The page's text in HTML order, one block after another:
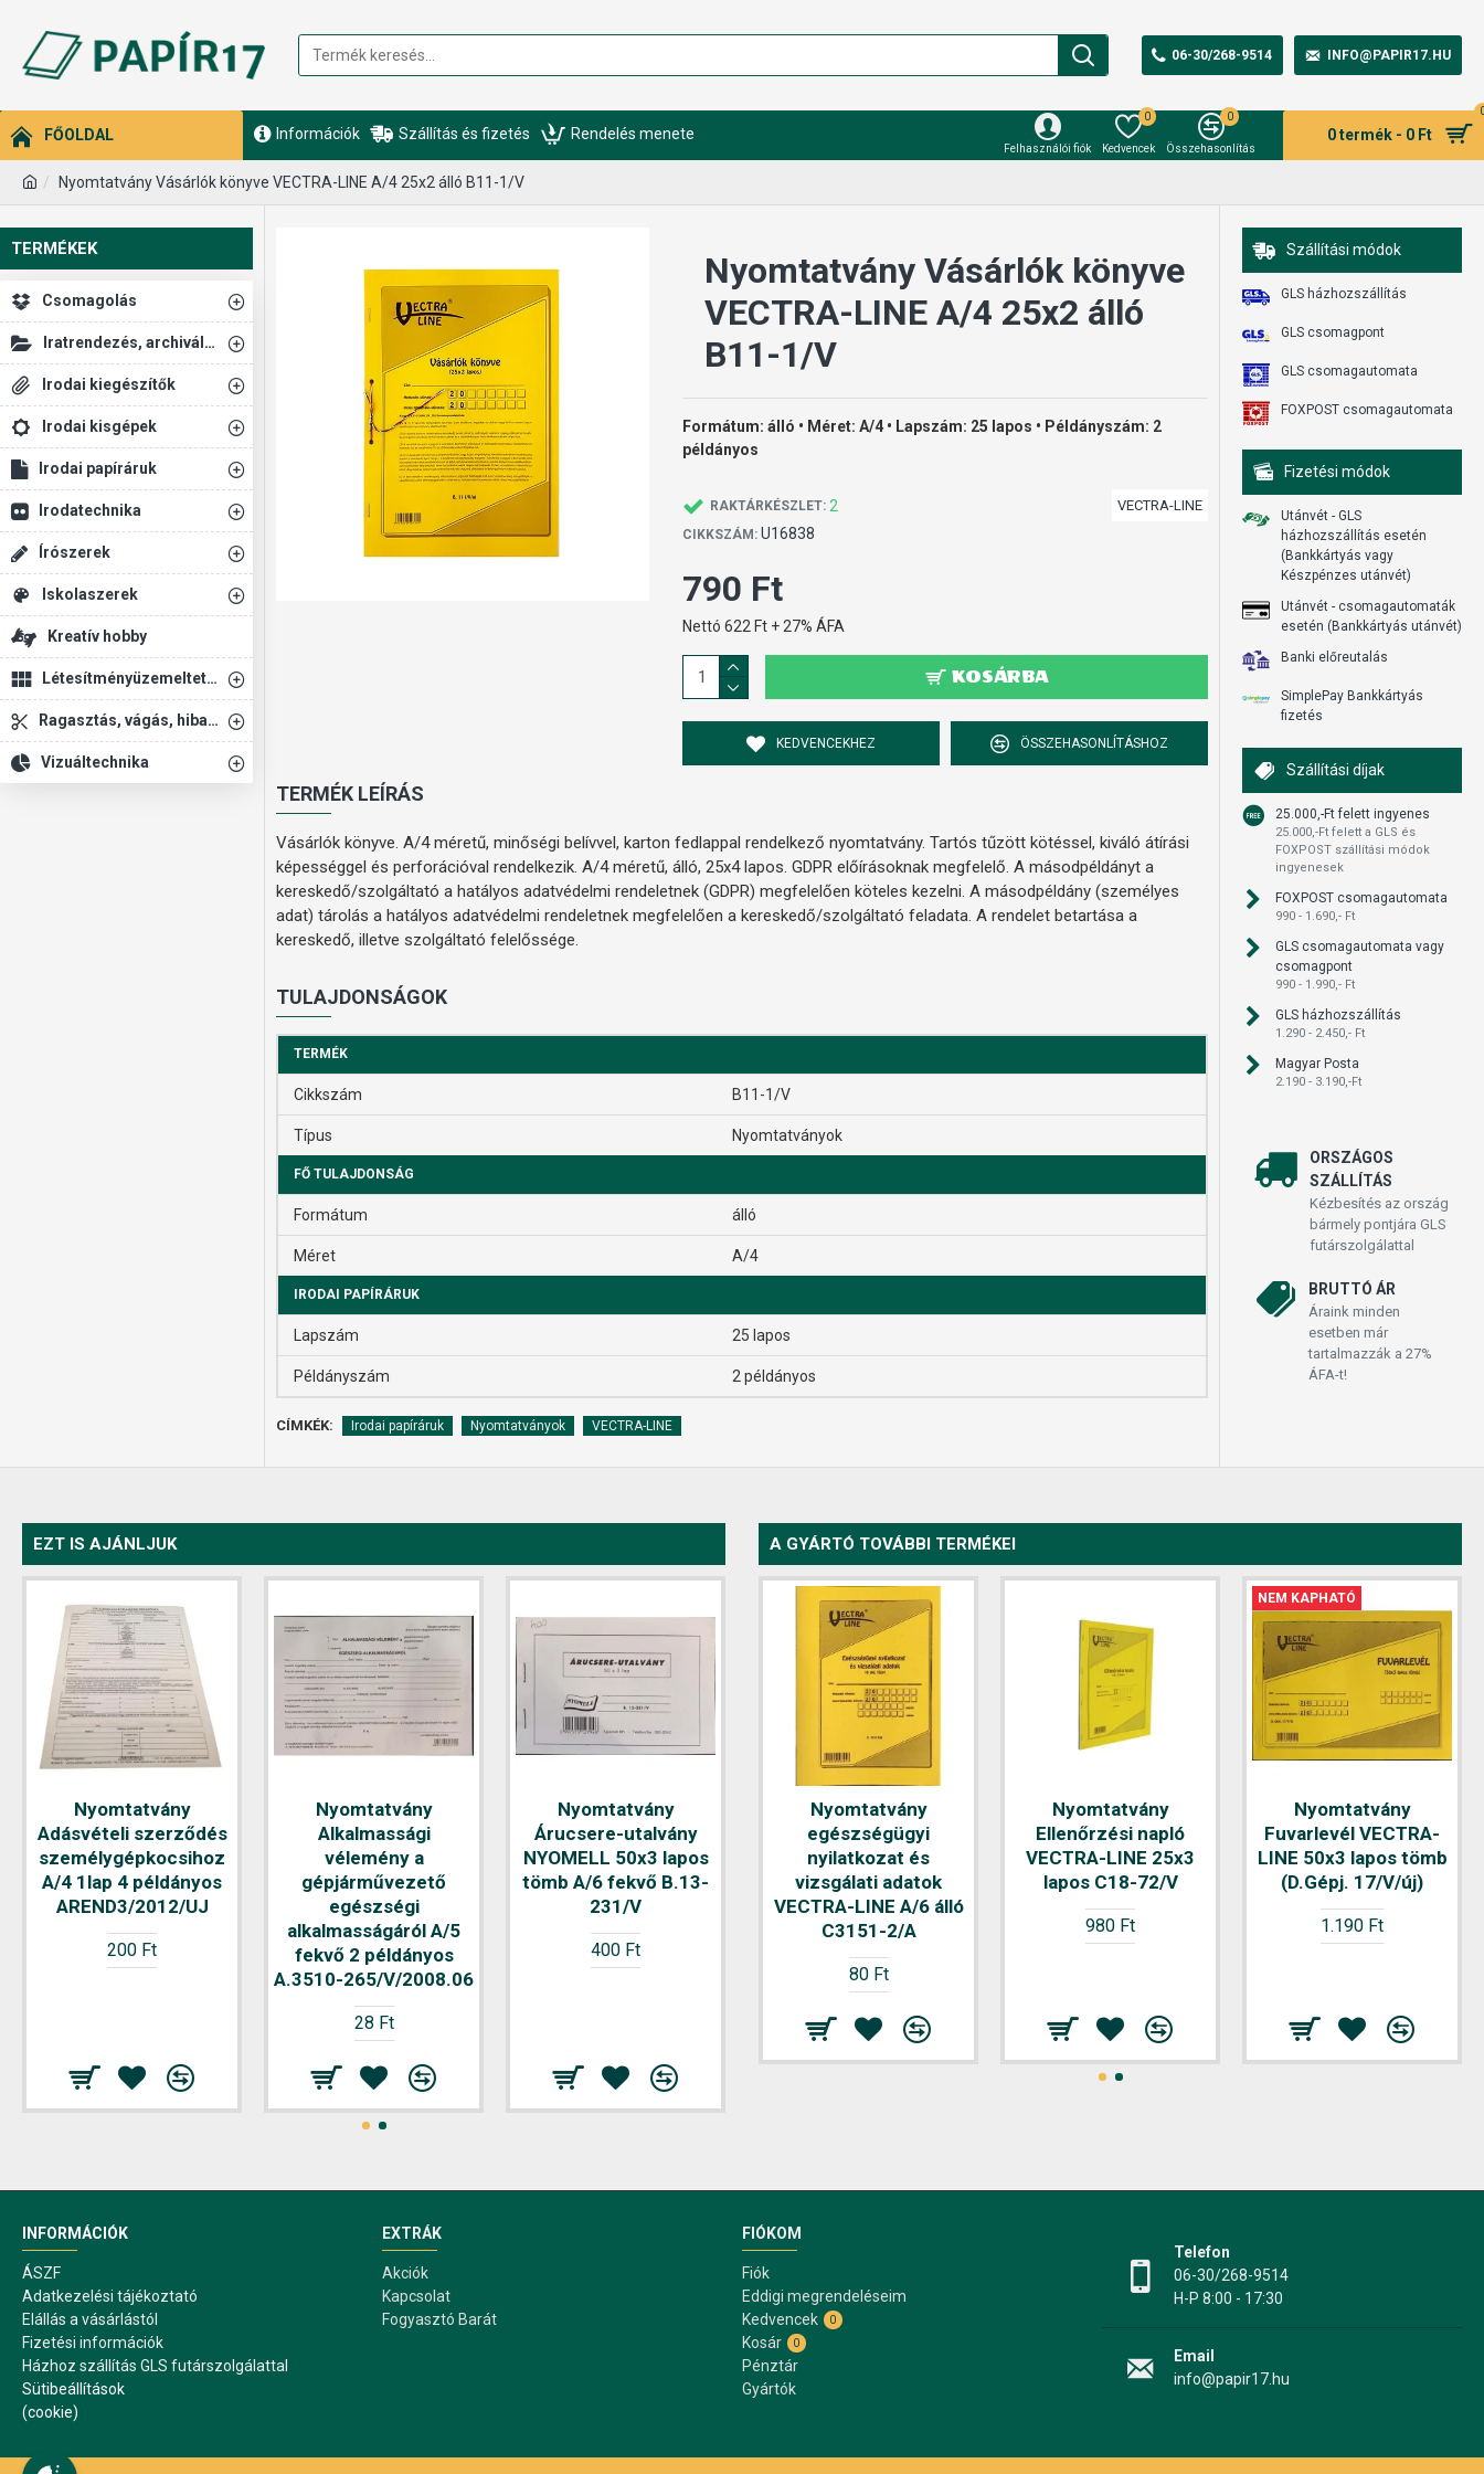
06-30/268-9514 INFO@PAPIR17.HU
FŐOLDAL Információk Szállítás és fizetés Rendelés menete
Felhasználói fiók Kedvencek
0
Összehasonlítás
0
0 termék - 0 Ft
Nyomtatvány Vásárlók könyve VECTRA-LINE A/4 25x2 álló B11-1/V
TERMÉKEK
Csomagolás
Iratrendezés, archiválás
Irodai kiegészítők
Irodai kisgépek
Irodai papíráruk
Irodatechnika
Írószerek
Iskolaszerek
Kreatív hobby
Létesítményüzemeltetés
Ragasztás, vágás, hibajavítás
Vizuáltechnika
Nyomtatvány Vásárlók könyve
VECTRA-LINE A/4 25x2 álló
B11-1/V
Formátum: álló • Méret: A/4 • Lapszám: 25 lapos • Példányszám: 2
példányos
RAKTÁRKÉSZLET: 2
CIKKSZÁM: U16838
VECTRA-LINE
790 Ft
Nettó 622 Ft + 27% ÁFA
KOSÁRBA
KEDVENCEKHEZ ÖSSZEHASONLÍTÁSHOZ
TERMÉK LEÍRÁS
Vásárlók könyve. A/4 méretű, minőségi belívvel, karton fedlappal rendelkező nyomtatvány. Tartós tűzött kötéssel, kiváló átírási
képességgel és perforációval rendelkezik. A/4 méretű, álló, 25x4 lapos. GDPR előírásoknak megfelelő. A másodpéldányt a
kereskedő/szolgáltató a hatályos adatvédelmi rendeletnek (GDPR) megfelelően köteles kezelni. A másodpéldány (személyes
adat) tárolás a hatályos adatvédelmi rendeletnek megfelelően a kereskedő/szolgáltató feladata. A rendelet betartása a
kereskedő, illetve szolgáltató felelőssége.
TULAJDONSÁGOK
TERMÉK
Cikkszám B11-1/V
Típus Nyomtatványok
FŐ TULAJDONSÁG
Formátum álló
Méret A/4
IRODAI PAPÍRÁRUK
Lapszám 25 lapos
Példányszám 2 példányos
CÍMKÉK: Irodai papíráruk Nyomtatványok VECTRA-LINE
Szállítási módok
GLS házhozszállítás
GLS csomagpont
GLS csomagautomata
FOXPOST csomagautomata
Fizetési módok
Utánvét - GLS
házhozszállítás esetén
(Bankkártyás vagy
Készpénzes utánvét)
Utánvét - csomagautomaták
esetén (Bankkártyás utánvét)
Banki előreutalás
SimplePay Bankkártyás
fizetés
Szállítási díjak
25.000,-Ft felett ingyenes
25.000,-Ft felett a GLS és
FOXPOST szállítási módok
ingyenesek
FOXPOST csomagautomata
990 - 1.690,- Ft
GLS csomagautomata vagy
csomagpont
990 - 1.990,- Ft
GLS házhozszállítás
1.290 - 2.450,- Ft
Magyar Posta
2.190 - 3.190,-Ft
ORSZÁGOS
SZÁLLÍTÁS
Kézbesítés az ország
bármely pontjára GLS
futárszolgálattal
BRUTTÓ ÁR
Áraink minden
esetben már
tartalmazzák a 27%
ÁFA-t!
EZT IS AJÁNLJUK
Nyomtatvány
Adásvételi szerződés
személygépkocsihoz
A/4 1lap 4 példányos
AREND3/2012/UJ
200 Ft
Nyomtatvány
Alkalmassági
vélemény a
gépjárművezető
egészségi
alkalmasságáról A/5
fekvő 2 példányos
A.3510-265/V/2008.06
28 Ft
Nyomtatvány
Árucsere-utalvány
NYOMELL 50x3 lapos
tömb A/6 fekvő B.13-
231/V
400 Ft
Nyomtatvány
Áruforgalmi jelentés
NYOMELL 50x3 lapos
B.22-19
1.100 Ft
Nyomtatvány Átadás-
Átvételi elismervény
VECTRA-LINE A/5 álló
25x3 lapos B13-69/V
440 Ft
A GYÁRTÓ TOVÁBBI TERMÉKEI
Nyomtatvány
egészségügyi
nyilatkozat és
vizsgálati adatok
VECTRA-LINE A/6 álló
C3151-2/A
80 Ft
Nyomtatvány
Ellenőrzési napló
VECTRA-LINE 25x3
lapos C18-72/V
980 Ft
NEM KAPHATÓ
Nyomtatvány
Fuvarlevél VECTRA-
LINE 50x3 lapos tömb
(D.Gépj. 17/V/új)
1.190 Ft
INFORMÁCIÓK
ÁSZF
Adatkezelési tájékoztató
Elállás a vásárlástól
Fizetési információk
Házhoz szállítás GLS futárszolgálattal
Sütibeállítások
(cookie)
EXTRÁK
Akciók
Kapcsolat
Fogyasztó Barát
FIÓKOM
Fiók
Eddigi megrendeléseim
Kedvencek
0
Kosár 0
Pénztár
Gyártók
Telefon
06-30/268-9514
H-P 8:00 - 17:30
Email
info@papir17.hu